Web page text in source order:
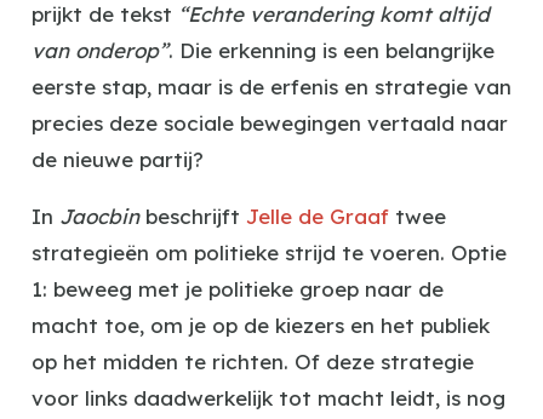
prijkt de tekst “Echte verandering komt altijd
van onderop”. Die erkenning is een belangrijke
eerste stap, maar is de erfenis en strategie van
precies deze sociale bewegingen vertaald naar
de nieuwe partij?
In Jaocbinbeschrijft Jelle de Graaftwee
strategieën om politieke strijd te voeren. Optie
1: beweeg met je politieke groep naar de
macht toe, om je op de kiezers en het publiek
op het midden te richten. Of deze strategie
voor links daadwerkelijk tot macht leidt, is nog